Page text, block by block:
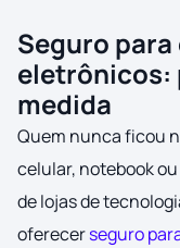
Seguro
eletrônicos:
medida
Quem nunca ficou
celular, notebook
de lojas de
oferecerseguro